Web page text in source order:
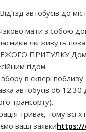
автобусів до
мати з собою
які живуть
ПРИТУЛКУ
гідом.
в сквері
автобусів об
трансорту).
триває, тому всі
ваші заявкиhttps://